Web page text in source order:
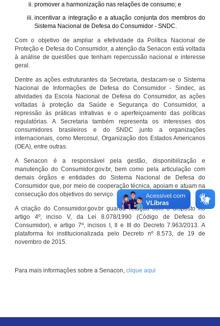
promover a harmonização nas relações de consumo; e
incentivar a integração e a atuação conjunta dos membros do
Sistema Nacional de Defesa do Consumidor - SNDC.
Com o objetivo de ampliar a efetividade da Política Nacional de
Proteção e Defesa do Consumidor, a atenção da Senacon está voltada
à análise de questões que tenham repercussão nacional e interesse
geral.
Dentre as ações estruturantes da Secretaria, destacam-se o Sistema
Nacional de Informações de Defesa do Consumidor - Sindec, as
atividades da Escola Nacional de Defesa do Consumidor, as ações
voltadas à proteção da Saúde e Segurança do Consumidor, a
repressão às práticas infrativas e o aperfeiçoamento das políticas
regulatórias. A Secretaria também representa os interesses dos
consumidores brasileiros e do SNDC junto a organizações
internacionais, como Mercosul, Organização dos Estados Americanos
(OEA), entre outras.
A Senacon é a responsável pela gestão, disponibilização e
manutenção do Consumidor.gov.br, bem como pela articulação com
demais órgãos e entidades do Sistema Nacional de Defesa do
Consumidor que, por meio de cooperação técnica, apoiam e atuam na
consecução dos objetivos do serviço.
A criação do Consumidor.gov.br guarda relação com o disposto no
artigo 4º, inciso V, da Lei 8.078/1990 (Código de Defesa do
Consumidor), e artigo 7º, incisos I, II e III do Decreto 7.963/2013. A
plataforma foi institucionalizada pelo Decreto nº 8.573, de 19 de
novembro de 2015.
Para mais informações sobre a Senacon, clique aqui